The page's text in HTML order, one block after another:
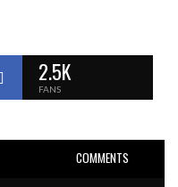
2.5K
FANS
COMMENTS